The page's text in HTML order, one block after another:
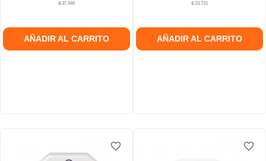
$ 37.949
AÑADIR AL CARRITO
$ 23.731
AÑADIR AL CARRITO
favorite_border
favorite_border
favorite_border favorite_border
favorite_border
favorite_border